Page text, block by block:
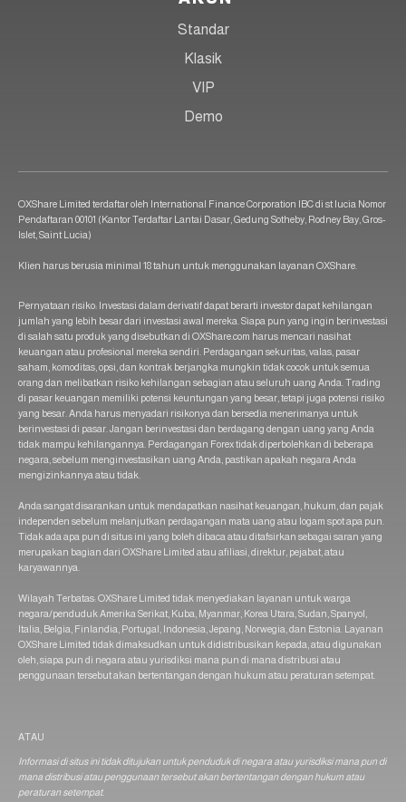
Standar
Klasik
VIP
Demo
OXShare Limited terdaftar oleh International Finance Corporation IBC di st lucia Nomor
Pendaftaran 00101 (Kantor Terdaftar Lantai Dasar, Gedung Sotheby, Rodney Bay, Gros-
Islet, Saint Lucia)
Klien harus berusia minimal 18 tahun untuk menggunakan layanan OXShare.
Pernyataan risiko: Investasi dalam derivatif dapat berarti investor dapat kehilangan
jumlah yang lebih besar dari investasi awal mereka. Siapa pun yang ingin berinvestasi
di salah satu produk yang disebutkan di OXShare.com harus mencari nasihat
keuangan atau profesional mereka sendiri. Perdagangan sekuritas, valas, pasar
saham, komoditas, opsi, dan kontrak berjangka mungkin tidak cocok untuk semua
orang dan melibatkan risiko kehilangan sebagian atau seluruh uang Anda. Trading
di pasar keuangan memiliki potensi keuntungan yang besar, tetapi juga potensi risiko
yang besar. Anda harus menyadari risikonya dan bersedia menerimanya untuk
berinvestasi di pasar. Jangan berinvestasi dan berdagang dengan uang yang Anda
tidak mampu kehilangannya. Perdagangan Forex tidak diperbolehkan di beberapa
negara, sebelum menginvestasikan uang Anda, pastikan apakah negara Anda
mengizinkannya atau tidak.
Anda sangat disarankan untuk mendapatkan nasihat keuangan, hukum, dan pajak
independen sebelum melanjutkan perdagangan mata uang atau logam spot apa pun.
Tidak ada apa pun di situs ini yang boleh dibaca atau ditafsirkan sebagai saran yang
merupakan bagian dari OXShare Limited atau afiliasi, direktur, pejabat, atau
karyawannya.
Wilayah Terbatas: OXShare Limited tidak menyediakan layanan untuk warga
negara/penduduk Amerika Serikat, Kuba, Myanmar, Korea Utara, Sudan, Spanyol,
Italia, Belgia, Finlandia, Portugal, Indonesia, Jepang, Norwegia, dan Estonia. Layanan
OXShare Limited tidak dimaksudkan untuk didistribusikan kepada, atau digunakan
oleh, siapa pun di negara atau yurisdiksi mana pun di mana distribusi atau
penggunaan tersebut akan bertentangan dengan hukum atau peraturan setempat.
ATAU
Informasi di situs ini tidak ditujukan untuk penduduk di negara atau yurisdiksi mana pun di
mana distribusi atau penggunaan tersebut akan bertentangan dengan hukum atau
peraturan setempat.